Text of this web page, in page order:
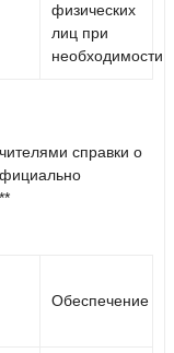
физических
лиц при
необходимости
справки о
**
Обеспечение